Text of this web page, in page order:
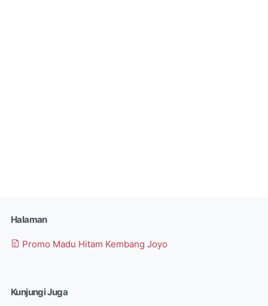
Halaman
Promo Madu Hitam Kembang Joyo
Kunjungi Juga